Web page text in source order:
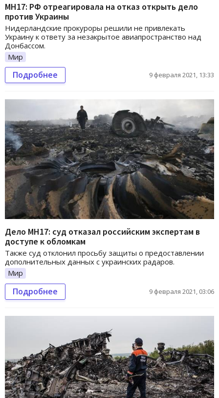
МН17: РФ отреагировала на отказ открыть дело
против Украины
Нидерландские прокуроры решили не привлекать
Украину к ответу за незакрытое авиапространство над
Донбассом.
Мир
Подробнее 9 февраля 2021, 13:33
Дело МН17: суд отказал российским экспертам в
доступе к обломкам
Также суд отклонил просьбу защиты о предоставлении
дополнительных данных с украинских радаров.
Мир
Подробнее 9 февраля 2021, 03:06